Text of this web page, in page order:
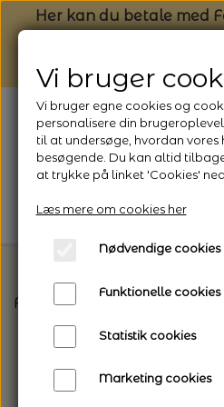
Her kan du betale med
Forside
Vi bruger
Vi bruger egne cookies og
personalisere din
til at undersøge, hvordan vores
besøgende. Du kan altid
at trykke på linket 'Cookies'
Læs mere om cookies her
Nødvendige cookies
Funktionelle cookies
Statistik cookies
Marketing cookies